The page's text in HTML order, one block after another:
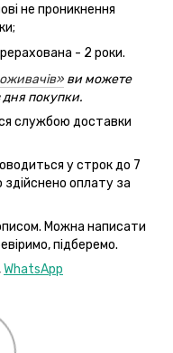
не проникнення
- 2 роки.
ви можете
дня покупки.
службою доставки
у строк до 7
оплату за
Можна написати
підберемо.
WhatsApp